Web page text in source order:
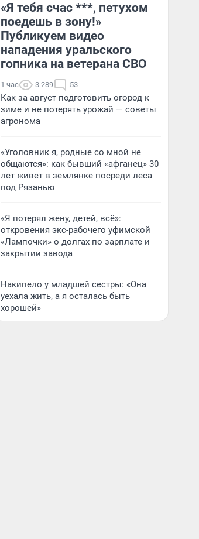
«Я тебя счас ***, петухом
поедешь в зону!»
Публикуем видео
нападения уральского
гопника на ветерана СВО
1 час 3 289 53
Как за август подготовить огород к
зиме и не потерять урожай — советы
агронома
«Уголовник я, родные со мной не
общаются»: как бывший «афганец» 30
лет живет в землянке посреди леса
под Рязанью
«Я потерял жену, детей, всё»:
откровения экс-рабочего уфимской
«Лампочки» о долгах по зарплате и
закрытии завода
Накипело у младшей сестры: «Она
уехала жить, а я осталась быть
хорошей»